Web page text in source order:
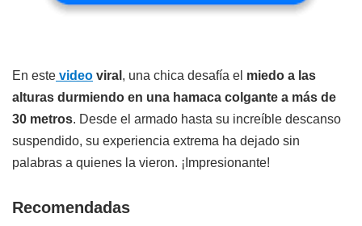
En este video viral , una chica desafía el miedo a las
alturas durmiendo en una hamaca colgante a más de
30 metros. Desde el armado hasta su increíble descanso
suspendido, su experiencia extrema ha dejado sin
palabras a quienes la vieron. ¡Impresionante!
Recomendadas